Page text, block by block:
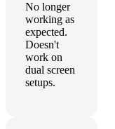
No longer
working as
expected.
Doesn't
work on
dual screen
setups.